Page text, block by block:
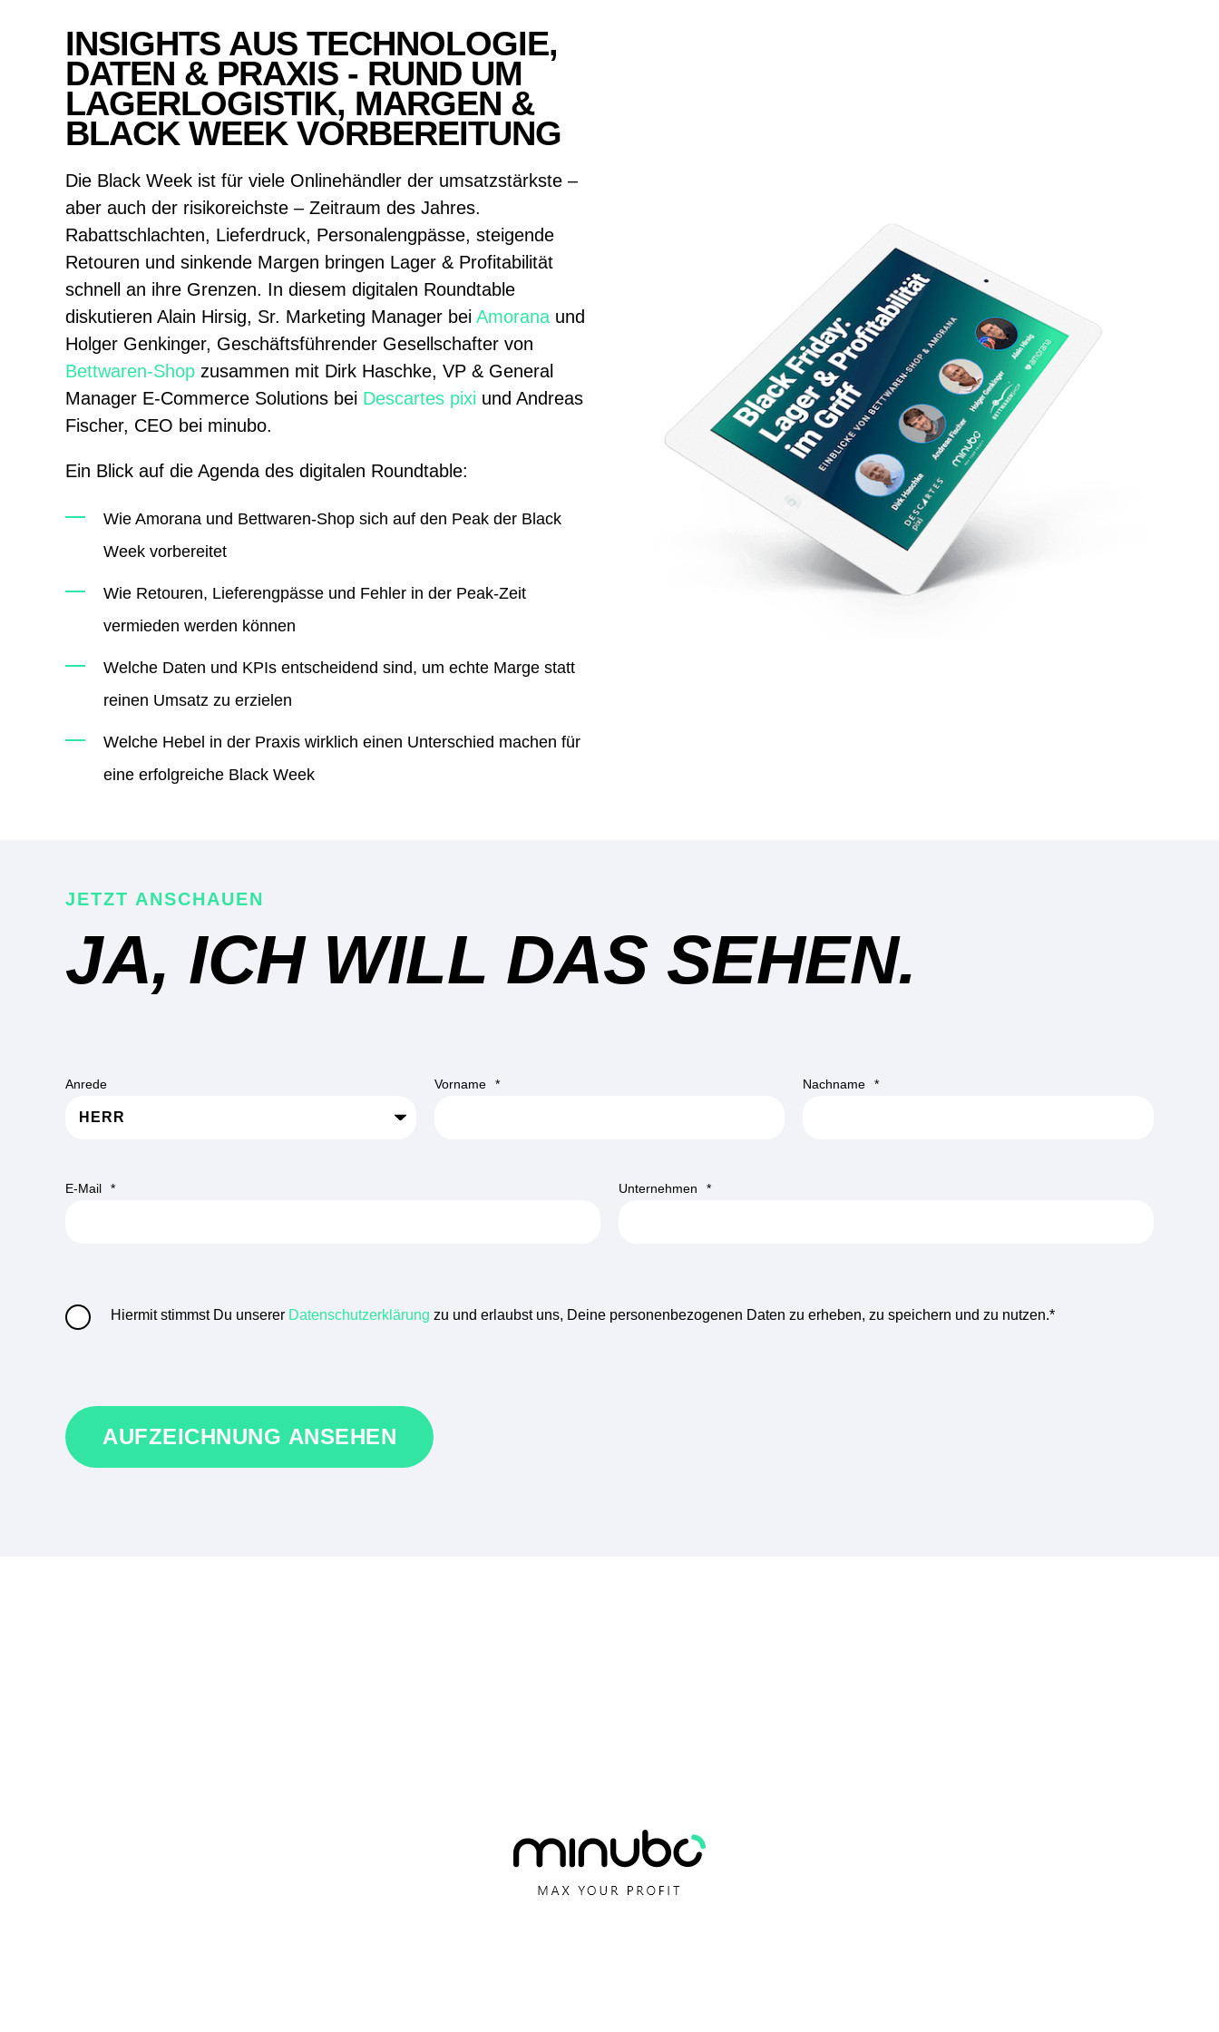
INSIGHTS AUS TECHNOLOGIE,
DATEN & PRAXIS - RUND UM
LAGERLOGISTIK, MARGEN &
BLACK WEEK VORBEREITUNG
Die Black Week ist für viele Onlinehändler der umsatzstärkste –
aber auch der risikoreichste – Zeitraum des Jahres.
Rabattschlachten, Lieferdruck, Personalengpässe, steigende
Retouren und sinkende Margen bringen Lager & Profitabilität
schnell an ihre Grenzen. In diesem digitalen Roundtable
diskutieren Alain Hirsig, Sr. Marketing Manager bei Amorana und
Holger Genkinger, Geschäftsführender Gesellschafter von
Bettwaren-Shop zusammen mit Dirk Haschke, VP & General
Manager E-Commerce Solutions bei Descartes pixi und Andreas
Fischer, CEO bei minubo.
Ein Blick auf die Agenda des digitalen Roundtable:
Wie Amorana und Bettwaren-Shop sich auf den Peak der Black
Week vorbereitet
Wie Retouren, Lieferengpässe und Fehler in der Peak-Zeit
vermieden werden können
Welche Daten und KPIs entscheidend sind, um echte Marge statt
reinen Umsatz zu erzielen
Welche Hebel in der Praxis wirklich einen Unterschied machen für
eine erfolgreiche Black Week
JETZT ANSCHAUEN
JA, ICH WILL DAS SEHEN.
Anrede Vorname * Nachname *
E-Mail * Unternehmen *
Hiermit stimmst Du unserer Datenschutzerklärung zu und erlaubst uns, Deine personenbezogenen Daten zu erheben, zu speichern und zu nutzen.*